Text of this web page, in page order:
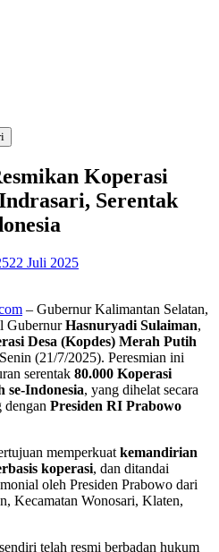
Koperasi
Serentak
22 Juli 2025
– Gubernur Kalimantan Selatan,
GubernurHasnuryadi Sulaiman,
Desa (Kopdes) Merah Putih
(21/7/2025). Peresmian ini
serentak 80.000 Koperasi
se-Indonesia, yang dihelat secara
dengan Presiden RI Prabowo
memperkuat kemandirian
koperasi, dan ditandai
oleh Presiden Prabowo dari
Kecamatan Wonosari, Klaten,
telah resmi berbadan hukum